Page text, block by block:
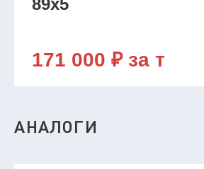
89х5
171 000 ₽ за т
АНАЛОГИ